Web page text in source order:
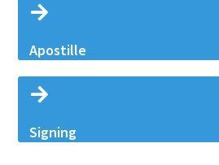
Apostille
Signing